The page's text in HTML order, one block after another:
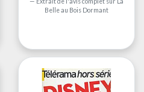
Belle au Bois Dormant